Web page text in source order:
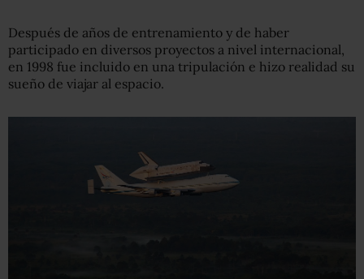
Después de años de entrenamiento y de haber
participado en diversos proyectos a nivel internacional,
en 1998 fue incluido en una tripulación e hizo realidad su
sueño de viajar al espacio.